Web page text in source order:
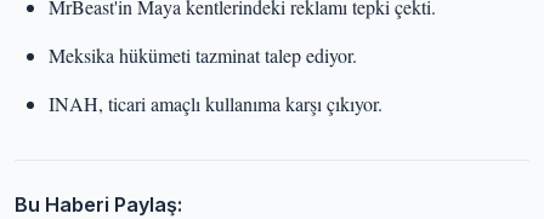
MrBeast'in Maya kentlerindeki reklamı tepki çekti.
Meksika hükümeti tazminat talep ediyor.
INAH, ticari amaçlı kullanıma karşı çıkıyor.
Bu Haberi Paylaş: